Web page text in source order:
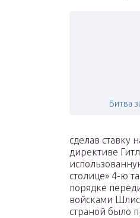
Битва
сделав ставку
директиве
столице» 4-ю
порядке
войсками
страной было